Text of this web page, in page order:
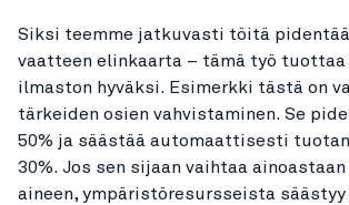
Siksi teemme jatkuvasti töitä
vaatteen elinkaarta – tämä työ tuottaa
ilmaston hyväksi. Esimerkki tästä on
tärkeiden osien vahvistaminen. Se
50% ja säästää automaattisesti
30%. Jos sen sijaan vaihtaa
aineen, ympäristöresursseista säästyy